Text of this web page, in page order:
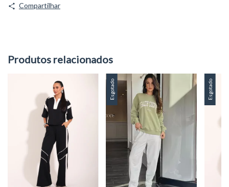
Compartilhar
Produtos relacionados
Esgotado Esgotado